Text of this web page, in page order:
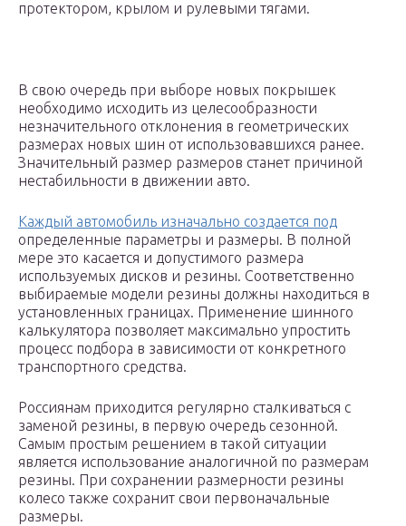
протектором, крылом и рулевыми тягами.
В свою очередь при выборе новых покрышек
необходимо исходить из целесообразности
незначительного отклонения в геометрических
размерах новых шин от использовавшихся ранее.
Значительный размер размеров станет причиной
нестабильности в движении авто.
Каждый автомобиль изначально создается под
определенные параметры и размеры. В полной
мере это касается и допустимого размера
используемых дисков и резины. Соответственно
выбираемые модели резины должны находиться в
установленных границах. Применение шинного
калькулятора позволяет максимально упростить
процесс подбора в зависимости от конкретного
транспортного средства.
Россиянам приходится регулярно сталкиваться с
заменой резины, в первую очередь сезонной.
Самым простым решением в такой ситуации
является использование аналогичной по размерам
резины. При сохранении размерности резины
колесо также сохранит свои первоначальные
размеры.